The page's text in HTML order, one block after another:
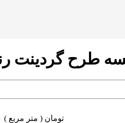
تومان ( متر مربع )